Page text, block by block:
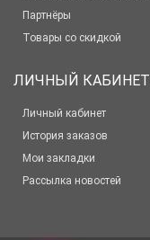
Партнёры
Товары со скидкой
ЛИЧНЫЙ КАБИНЕТ
Личный кабинет
История заказов
Мои закладки
Рассылка новостей